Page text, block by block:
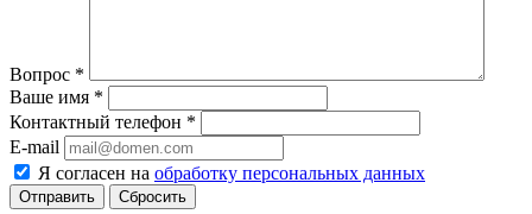
Вопрос *
Ваше имя *
Контактный телефон *
E-mail
Я согласен на обработку персональных данных
Сбросить